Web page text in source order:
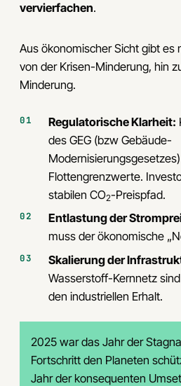
vervierfachen.
Aus ökonomischer Sicht gibt es
von der Krisen-Minderung, hin
Minderung.
Regulatorische Klarheit:
des GEG (bzw Gebäude-
Flottengrenzwerte.
stabilen CO2-Preispfad.
Entlastung der
muss der ökonomische
Skalierung der
Wasserstoff-Kernnetz
den industriellen Erhalt.
2025 war das Jahr der
Fortschritt den Planeten
Jahr der konsequenten